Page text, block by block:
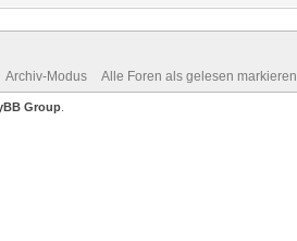
Archiv-Modus Alle Foren als gelesen markieren
Group.